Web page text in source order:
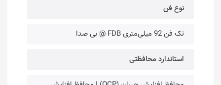
نوع فن
تک فن 92 میلی‌متری FDB @ بی صدا
استاندارد محافظتی